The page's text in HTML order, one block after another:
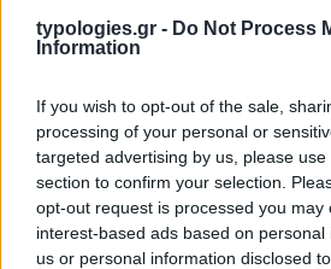
typologies.gr - Do Not Process
Information
If you wish to opt-out of the sale,
processing of your personal or
targeted advertising by us, please
section to confirm your selection.
opt-out request is processed you may
interest-based ads based on
us or personal information disclosed